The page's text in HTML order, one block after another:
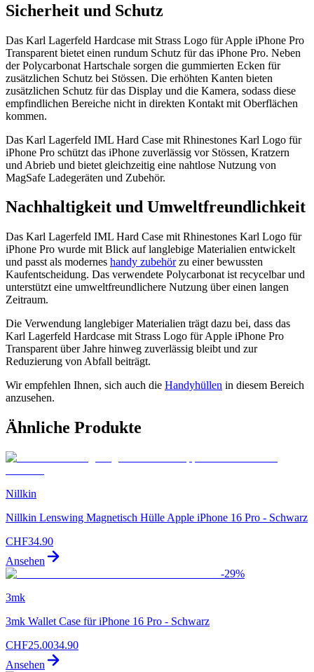
Sicherheit und Schutz
Das Karl Lagerfeld Hardcase mit Strass Logo für Apple iPhone Pro
Transparent bietet einen rundum Schutz für das iPhone Pro. Neben
der Polycarbonat Hartschale sorgen die gummierten Ecken für
zusätzlichen Schutz bei Stössen. Die erhöhten Kanten bieten
zusätzlichen Schutz für das Display und die Kamera, sodass diese
empfindlichen Bereiche nicht in direkten Kontakt mit Oberflächen
kommen.
Das Karl Lagerfeld IML Hard Case mit Rhinestones Karl Logo für
iPhone Pro schützt das iPhone zuverlässig vor Stössen, Kratzern
und Abrieb und bietet gleichzeitig eine nahtlose Nutzung von
MagSafe Ladegeräten und Zubehör.
Nachhaltigkeit und Umweltfreundlichkeit
Das Karl Lagerfeld IML Hard Case mit Rhinestones Karl Logo für
iPhone Pro wurde mit Blick auf langlebige Materialien entwickelt
und passt als modernes handy zubehörzu einer bewussten
Kaufentscheidung. Das verwendete Polycarbonat ist recycelbar und
unterstützt eine umweltfreundlichere Nutzung über einen langen
Zeitraum.
Die Verwendung langlebiger Materialien trägt dazu bei, dass das
Karl Lagerfeld Hardcase mit Strass Logo für Apple iPhone Pro
Transparent über Jahre hinweg zuverlässig bleibt und zur
Reduzierung von Abfall beiträgt.
Wir empfehlen Ihnen, sich auch die Handyhüllen in diesem Bereich
anzusehen.
Ähnliche Produkte
Nillkin
Nillkin Lenswing Magnetisch Hülle Apple iPhone 16 Pro - Schwarz
CHF34.90
Ansehen
-29%
3mk
3mk Wallet Case für iPhone 16 Pro - Schwarz
CHF25.0034.90
Ansehen